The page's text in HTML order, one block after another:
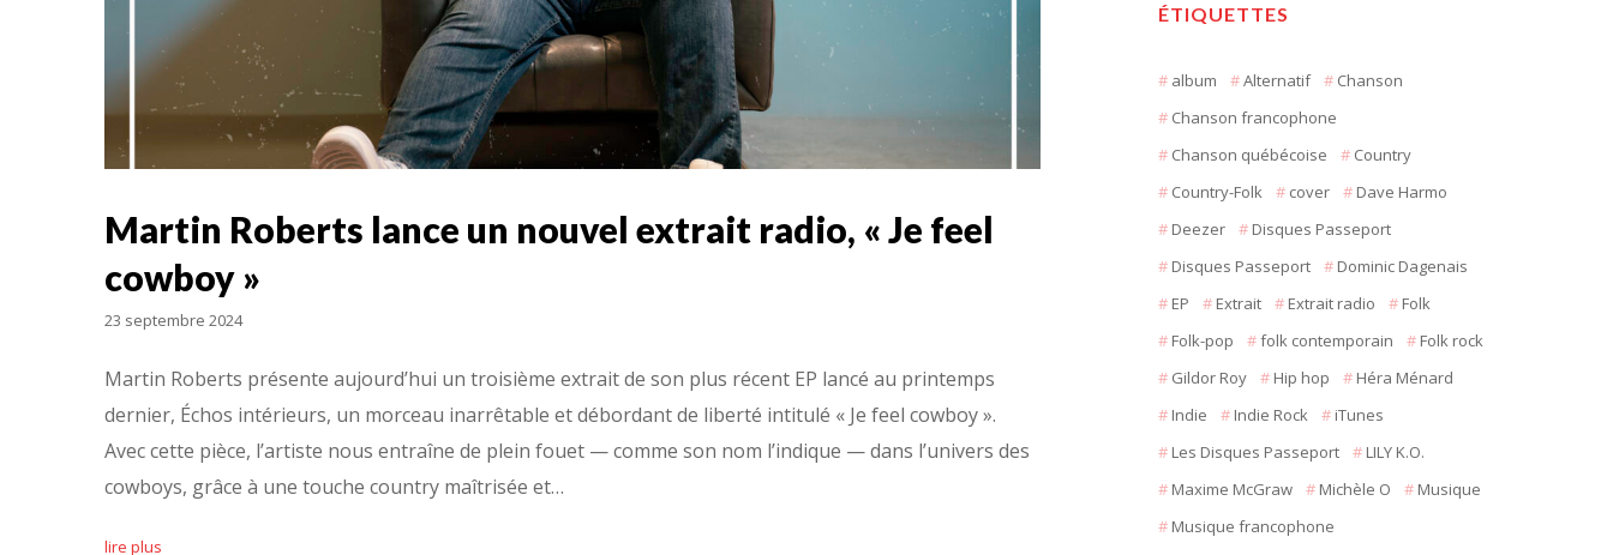
Martin Roberts lance un nouvel extrait radio, « Je feel
cowboy »
23 septembre 2024
Martin Roberts présente aujourd’hui un troisième extrait de son plus récent EP lancé au printemps
dernier, Échos intérieurs, un morceau inarrêtable et débordant de liberté intitulé « Je feel cowboy ».
Avec cette pièce, l’artiste nous entraîne de plein fouet — comme son nom l’indique — dans l’univers des
cowboys, grâce à une touche country maîtrisée et…
lire plus
ÉTIQUETTES
album Alternatif
Chanson
Chanson francophone
Chanson québécoise
Country
Country-Folk
cover
Dave Harmo
Deezer
Disques Passeport
Disques Passeport
Dominic Dagenais
EP
Extrait Extrait radio
Folk
Folk-pop
folk contemporain
Folk rock
Gildor Roy
Hip hop
Héra Ménard
Indie
Indie Rock
iTunes
Les Disques Passeport
LILY K.O.
Maxime McGraw
Michèle O
Musique
Musique francophone